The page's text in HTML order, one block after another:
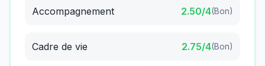
Accompagnement 2.50/4(Bon)
Cadre de vie 2.75/4(Bon)